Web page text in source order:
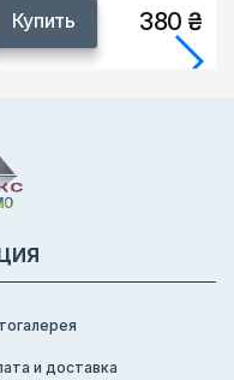
Купить 380 ₴
и доставка